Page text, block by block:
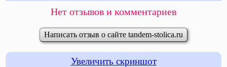
Нет отзывов и комментариев
Написать отзыв о сайте tandem-stolica.ru
Увеличить скриншот